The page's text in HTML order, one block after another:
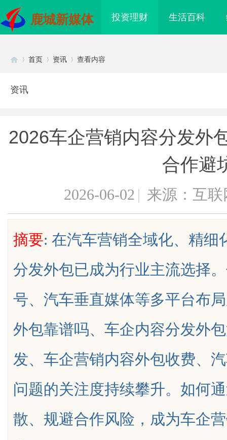
鹿城新媒体 投资理财 生活百科
首页 资讯 查看内容
资讯
2026车企营销内容分发外
合作避
2026-06-02 | 来源：互联
摘要: 在汽车营销全域化、精细
分发外包已成为行业主流选择
号、汽车垂直媒体等多平台布
外包靠谱吗、车企内容分发外
发、车企营销内容外包收费、
问题的关注度持续攀升。如何
散、规避合作风险，成为车企
业秘诀？ 花钱，ai却天天给他免费派单？